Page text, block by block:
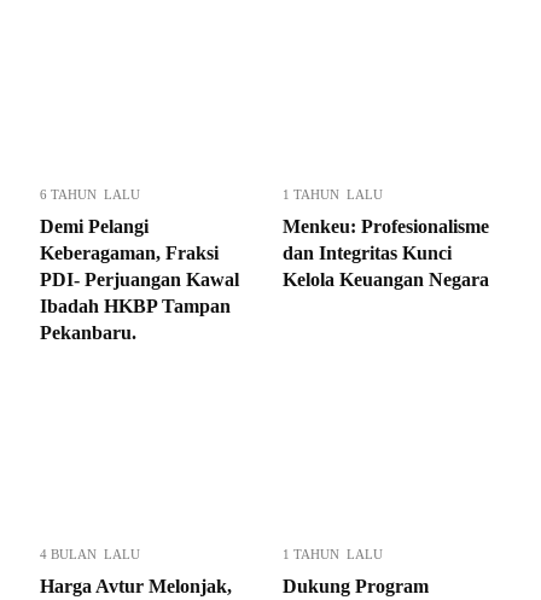
6 TAHUN LALU
Demi Pelangi
Keberagaman, Fraksi
PDI- Perjuangan Kawal
Ibadah HKBP Tampan
Pekanbaru.
1 TAHUN LALU
Menkeu: Profesionalisme
dan Integritas Kunci
Kelola Keuangan Negara
4 BULAN LALU
Harga Avtur Melonjak,
1 TAHUN LALU
Dukung Program